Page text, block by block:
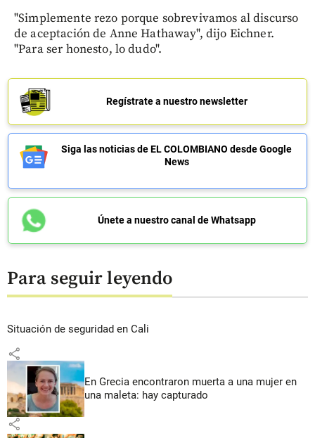
"Simplemente rezo porque sobrevivamos al discurso
de aceptación de Anne Hathaway", dijo Eichner.
"Para ser honesto, lo dudo".
Regístrate a nuestro newsletter
Siga las noticias de EL COLOMBIANO desde Google
News
Únete a nuestro canal de Whatsapp
Para seguir leyendo
Situación de seguridad en Cali
share
En Grecia encontraron muerta a una mujer en
una maleta: hay capturado
share